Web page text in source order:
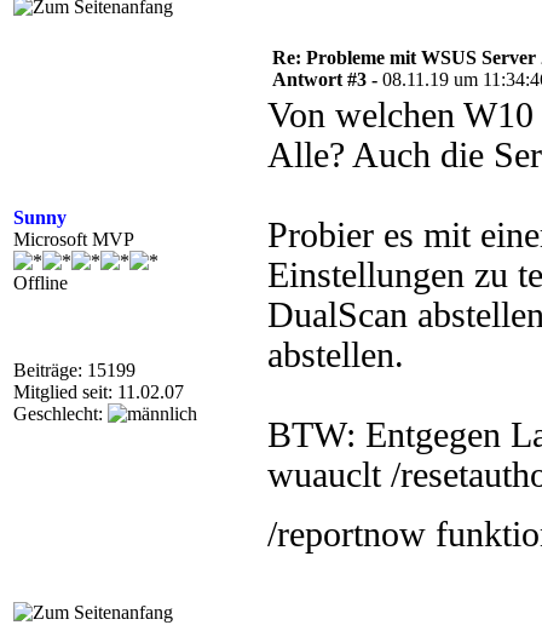
Sunny
Microsoft MVP
Offline
Beiträge: 15199
Mitglied seit: 11.02.07
Geschlecht:
Re: Probleme mit WSUS Server
Antwort #3 - 08.11.19 um
Von welchen
Alle? Auch die
Probier es mit
Einstellungen zu
DualScan
abstellen.
BTW: Entgegen
wuauclt /
/reportnow